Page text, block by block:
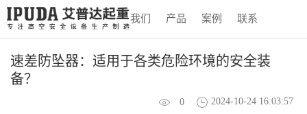
我们 产品 案例 联系
速差防坠器：适用于各类危险环境的安全装
备？
0 2024-10-24 16:03:57